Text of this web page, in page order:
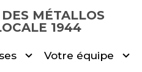
MÉTALLOS
1944
Votre équipe